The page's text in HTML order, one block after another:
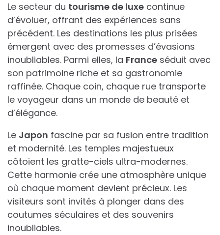
Le secteur du tourisme de luxe continue
d’évoluer, offrant des expériences sans
précédent. Les destinations les plus prisées
émergent avec des promesses d’évasions
inoubliables. Parmi elles, la France séduit avec
son patrimoine riche et sa gastronomie
raffinée. Chaque coin, chaque rue transporte
le voyageur dans un monde de beauté et
d’élégance.
Le Japon fascine par sa fusion entre tradition
et modernité. Les temples majestueux
côtoient les gratte-ciels ultra-modernes.
Cette harmonie crée une atmosphère unique
où chaque moment devient précieux. Les
visiteurs sont invités à plonger dans des
coutumes séculaires et des souvenirs
inoubliables.